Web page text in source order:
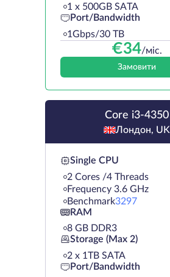
1 х 500GB SATA
Port/Bandwidth
1Gbps/30 TB
€34/міс.
Замовити
Core i3-4350
Лондон, UK
Single CPU
2 Cores /4 Threads
Frequency 3.6 GHz
Benchmark3297
RAM
8 GB DDR3
Storage (Max 2)
2 х 1TB SATA
Port/Bandwidth